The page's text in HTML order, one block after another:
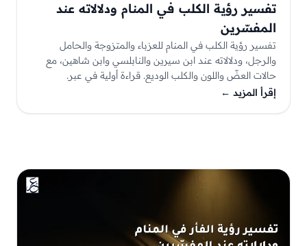
تفسير رؤية الكلب في المنام ودلالاته عند
المفسّرين
تفسير رؤية الكلب في المنام للعزباء والمتزوجة والحامل
والرجل، ودلالاته عند ابن سيرين والنابلسي وابن شاهين، مع
حالات العضّ واللون والكلب الوديع. قراءة أولية في عبر.
إقرأ المزيد ←